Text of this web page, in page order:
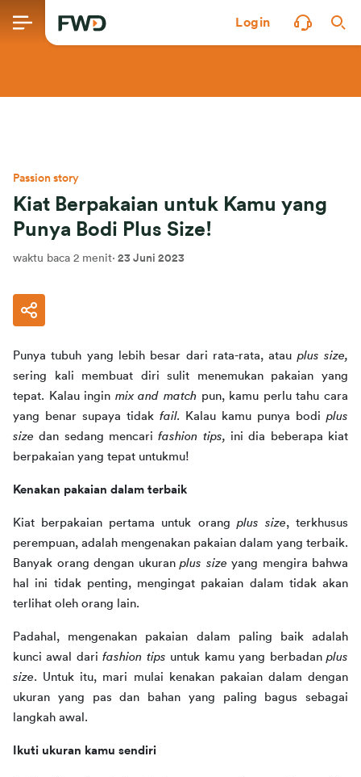
Login
Passion story
Kiat Berpakaian untuk Kamu yang
Punya Bodi Plus Size!
waktu baca 2 menit· 23 Juni 2023
Punya tubuh yang lebih besar dari rata-rata, atau
sering kali membuat diri sulit menemukan pakaian yang
tepat. Kalau ingin mix and match pun, kamu perlu tahu cara
yang benar supaya tidak fail. Kalau kamu punya bodi plus
size dan sedang mencari fashion tips, ini dia beberapa kiat
berpakaian yang tepat untukmu!
Kenakan pakaian dalam terbaik
Kiat berpakaian pertama untuk orang plus size, terkhusus
perempuan, adalah mengenakan pakaian dalam yang terbaik.
Banyak orang dengan ukuran plus size yang mengira bahwa
hal ini tidak penting, mengingat pakaian dalam tidak akan
terlihat oleh orang lain.
Padahal, mengenakan pakaian dalam paling baik adalah
kunci awal dari fashion tips untuk kamu yang berbadan plus
size. Untuk itu, mari mulai kenakan pakaian dalam dengan
ukuran yang pas dan bahan yang paling bagus sebagai
langkah awal.
Ikuti ukuran kamu sendiri